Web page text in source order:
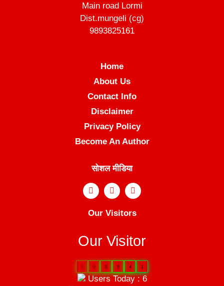
Main road Lormi
Dist.mungeli (cg)
9893825161
Home
About Us
Contact Info
Disclaimer
Privacy Policy
Become An Author
सोशल मीडिया
Our Visitors
Our Visitor
6 0 8 9 4 1
Users Today : 6